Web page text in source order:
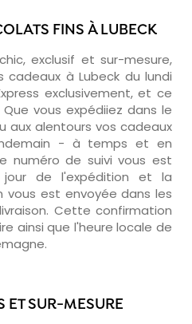
FINS À LUBECK
exclusif et sur-mesure,
à Lubeck du lundi
exclusivement, et ce
vous expédiiez dans le
aux alentours vos cadeaux
- à temps et en
numéro de suivi vous est
de l'expédition et la
vous est envoyée dans les
Cette confirmation
ainsi que l'heure locale de
ET SUR-MESURE